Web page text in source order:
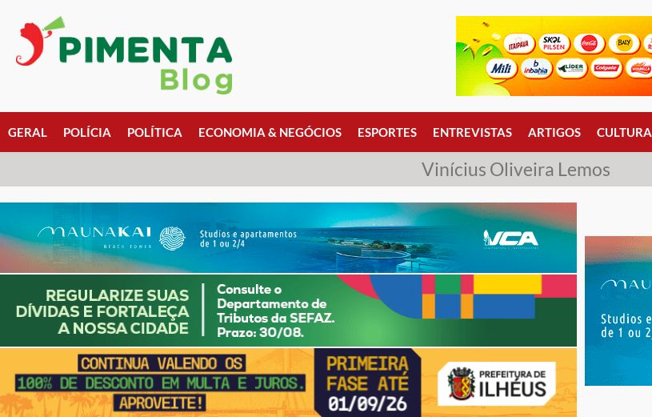
GERAL POLÍCIA POLÍTICA ECONOMIA & NEGÓCIOS ESPORTES ENTREVISTAS ARTIGOS CULTURA
Vinícius Oliveira Lemos